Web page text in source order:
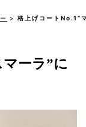
格上げコートNo.1”
ーラ”に